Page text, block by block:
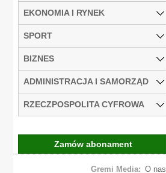
EKONOMIA I RYNEK
SPORT
BIZNES
ADMINISTRACJA I SAMORZĄD
RZECZPOSPOLITA CYFROWA
Zamów abonament
Gremi Media: O nas